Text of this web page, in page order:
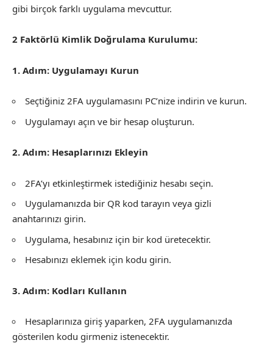
gibi birçok farklı uygulama mevcuttur.
2 Faktörlü Kimlik Doğrulama Kurulumu:
1. Adım: Uygulamayı Kurun
Seçtiğiniz 2FA uygulamasını PC’nize indirin ve kurun.
Uygulamayı açın ve bir hesap oluşturun.
2. Adım: Hesaplarınızı Ekleyin
2FA’yı etkinleştirmek istediğiniz hesabı seçin.
Uygulamanızda bir QR kod tarayın veya gizli
anahtarınızı girin.
Uygulama, hesabınız için bir kod üretecektir.
Hesabınızı eklemek için kodu girin.
3. Adım: Kodları Kullanın
Hesaplarınıza giriş yaparken, 2FA uygulamanızda
gösterilen kodu girmeniz istenecektir.